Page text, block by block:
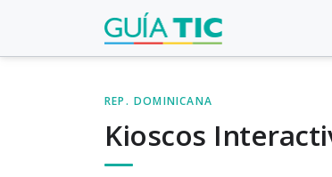
REP. DOMINICANA
Kioscos